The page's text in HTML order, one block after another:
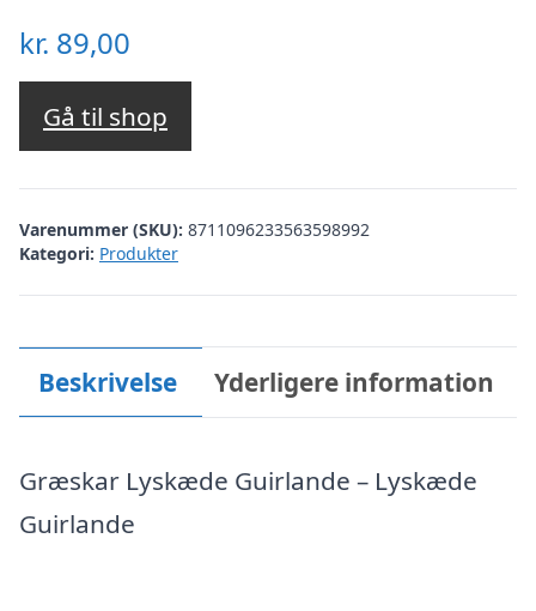
kr. 89,00
Gå til shop
Varenummer (SKU): 8711096233563598992
Kategori: Produkter
Beskrivelse Yderligere information
Græskar Lyskæde Guirlande – Lyskæde
Guirlande